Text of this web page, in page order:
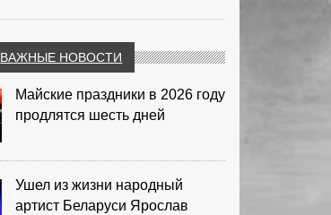
ВАЖНЫЕ НОВОСТИ
Майские праздники в 2026 году
продлятся шесть дней
Ушел из жизни народный
артист Беларуси Ярослав